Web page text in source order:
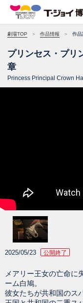
劇場TOP 作品情報 作品
プリンセス・プ
章
Princess Principal Crown
2025/05/23 公開終了
メアリー王女の亡命に
ーム白鳩。
彼女たちが共和国のス